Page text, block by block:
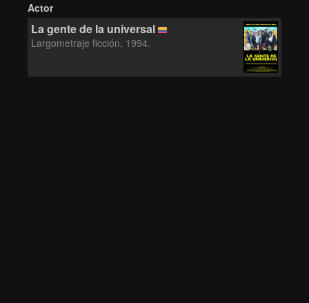
Actor
La gente de la universal
Largometraje ficción, 1994.